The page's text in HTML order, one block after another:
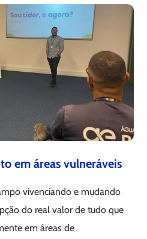
em áreas vulneráveis
vivenciando e mudando
do real valor de tudo que
em áreas de